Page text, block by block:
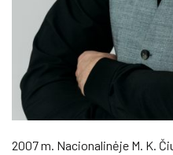
2007 m. Nacionalinėje M. K.